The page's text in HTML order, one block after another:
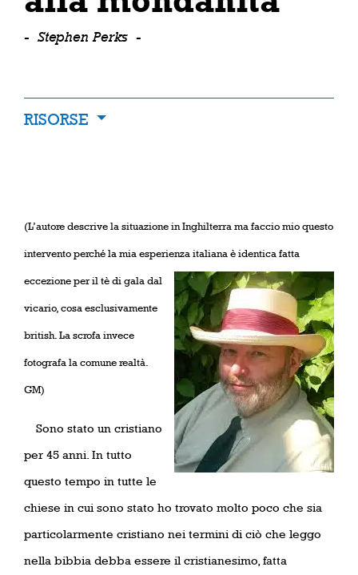
- Stephen Perks -
RISORSE
(L’autore descrive la situazione in Inghilterra ma faccio mio questo
intervento perché la mia esperienza italiana è identica fatta
eccezioneper il tè di gala dal
vicario, cosa esclusivamente
british. La scrofa invece
fotografa la comune realtà.
GM)
Sono stato un cristiano
per 45 anni. In tutto
questo tempo in tutte le
chiese in cui sono stato ho trovato molto poco che sia
particolarmente cristiano nei termini di ciò che leggo
nella bibbia debba essere il cristianesimo, fatta